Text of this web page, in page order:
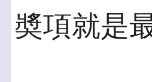
奬項就是